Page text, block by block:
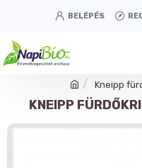
BELÉPÉS
Kneipp
KNEIPP